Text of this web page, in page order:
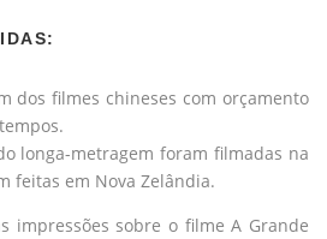
dos filmes chineses com orçamento
longa-metragem foram filmadas na
feitas em Nova Zelândia.
impressões sobre o filme A Grande